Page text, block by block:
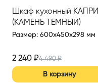
Шкаф кухонный КАПРИ
(КАМЕНЬ ТЕМНЫЙ)
Размер: 600x450x298 мм
2 240 ₽4 490₽
В корзину